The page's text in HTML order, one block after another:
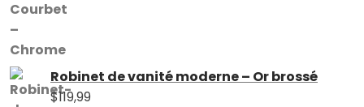
Robinet de vanité moderne – Or brossé
$119,99